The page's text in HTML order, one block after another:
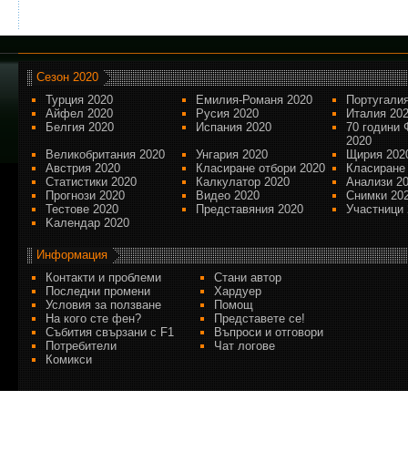
Сезон 2020
Турция 2020
Емилия-Романя 2020
Айфел 2020
Русия 2020
Италия
Белгия 2020
Испания 2020
70 години
2020
Великобритания 2020
Унгария 2020
Щирия
Австрия 2020
Класиране отбори 2020
Статистики 2020
Калкулатор 2020
Анализи
Прогнози 2020
Видео 2020
Снимки
Тестове 2020
Представяния 2020
Участници
Kалендар 2020
Информация
Контакти и проблеми
Стани автор
Последни промени
Хардуер
Условия за ползване
Помощ
На кого сте фен?
Представете се!
Събития свързани с F1
Въпроси и отговори
Потребители
Чат логове
Комикси